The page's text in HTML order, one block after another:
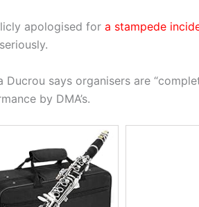
apologised for a stampede
Ducrou says organisers are
by DMA’s.